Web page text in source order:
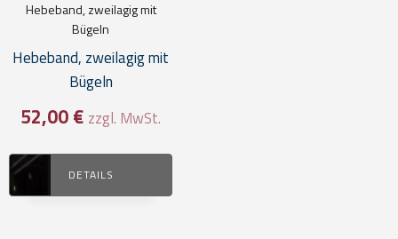
Hebeband, zweilagig mit
Bügeln
Hebeband, zweilagig mit
Bügeln
52,00€ zzgl. MwSt.
DETAILS